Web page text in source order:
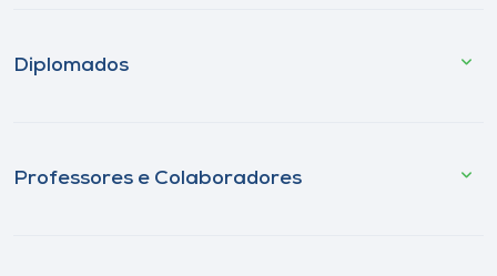
Diplomados
Professores e Colaboradores